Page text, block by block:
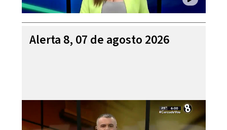
Alerta 8, 07 de agosto 2026